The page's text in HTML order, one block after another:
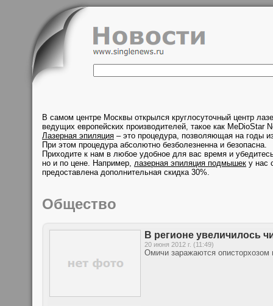
В самом центре Москвы открылся круглосуточный центр
ведущих европейских производителей, такое как MeDioStar
Лазерная эпиляция – это процедура, позволяющая на годы
При этом процедура абсолютно безболезненна и безопасна.
Приходите к нам в любое удобное для вас время и
но и по цене. Например, лазерная эпиляция подмышек у нас
предоставлена дополнительная скидка 30%.
Общество
В регионе увеличилось
20 июня 2012 г. (11:49)
Омичи заражаются